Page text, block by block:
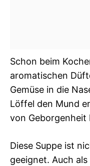
Schon beim
aromatischen
Gemüse in die
Löffel den Mund
von Geborgenheit
Diese Suppe ist
geeignet. Auch